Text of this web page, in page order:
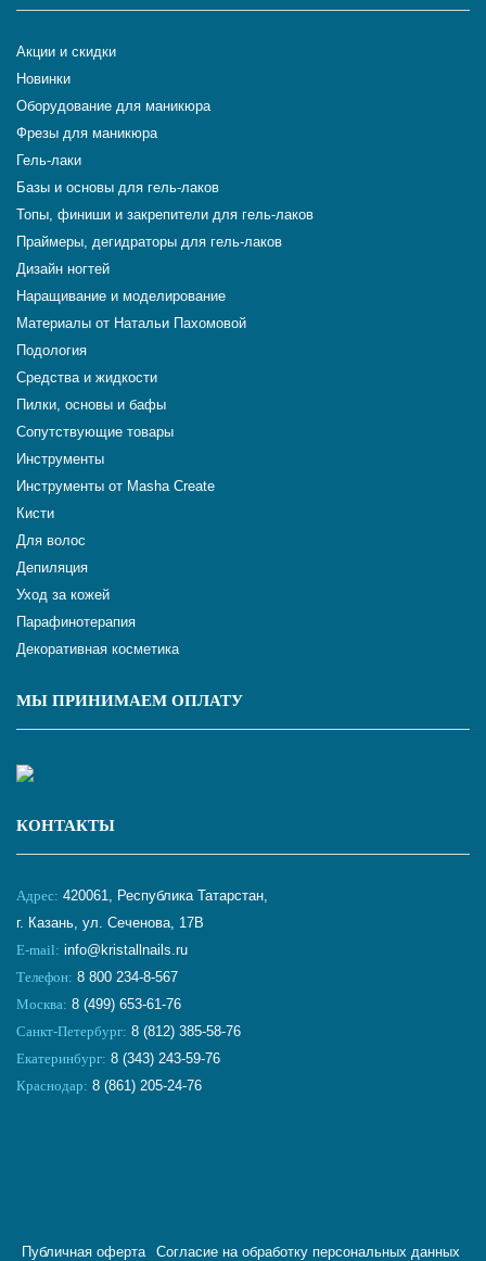
Акции и скидки
Новинки
Оборудование для маникюра
Фрезы для маникюра
Гель-лаки
Базы и основы для гель-лаков
Топы, финиши и закрепители для гель-лаков
Праймеры, дегидраторы для гель-лаков
Дизайн ногтей
Наращивание и моделирование
Материалы от Натальи Пахомовой
Подология
Средства и жидкости
Пилки, основы и бафы
Сопутствующие товары
Инструменты
Инструменты от Masha Create
Кисти
Для волос
Депиляция
Уход за кожей
Парафинотерапия
Декоративная косметика
МЫ ПРИНИМАЕМ ОПЛАТУ
КОНТАКТЫ
Адрес: 420061, Республика Татарстан,
г. Казань, ул. Сеченова, 17В
E-mail: info@kristallnails.ru
Телефон: 8 800 234-8-567
Москва: 8 (499) 653-61-76
Санкт-Петербург: 8 (812) 385-58-76
Екатеринбург: 8 (343) 243-59-76
Краснодар: 8 (861) 205-24-76
Публичная оферта Согласие на обработку персональных данных